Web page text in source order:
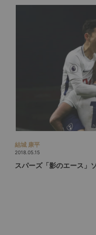
結城 康平
2018.05.15
スパーズ「影のエース」